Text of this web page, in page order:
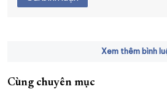
Xem thêm bình
Cùng chuyên mục